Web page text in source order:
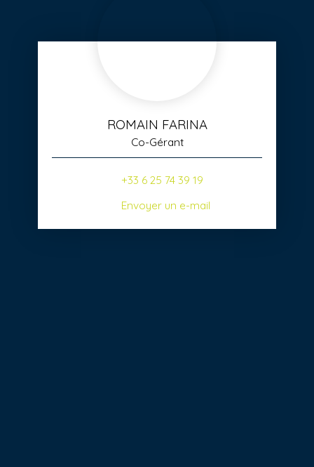
ROMAIN FARINA
Co-Gérant
+33 6 25 74 39 19
Envoyer un e-mail